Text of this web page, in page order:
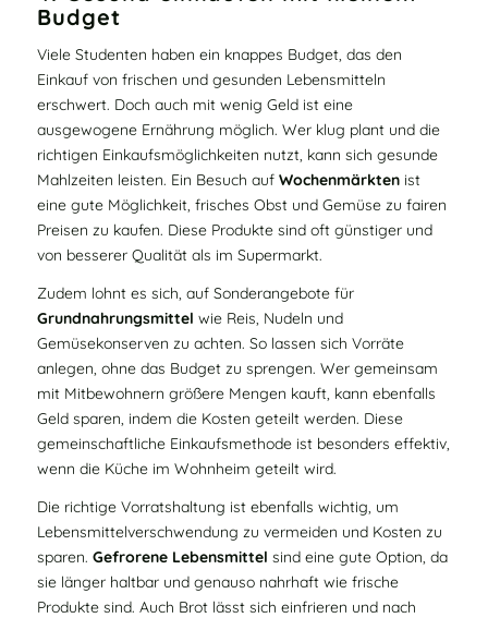
Budget
Viele Studenten haben ein knappes Budget, das den
Einkauf von frischen und gesunden Lebensmitteln
erschwert. Doch auch mit wenig Geld ist eine
ausgewogene Ernährung möglich. Wer klug plant und die
richtigen Einkaufsmöglichkeiten nutzt, kann sich gesunde
Mahlzeiten leisten. Ein Besuch auf Wochenmärktenist
eine gute Möglichkeit, frisches Obst und Gemüse zu fairen
Preisen zu kaufen. Diese Produkte sind oft günstiger und
von besserer Qualität als im Supermarkt.
Zudem lohnt es sich, auf Sonderangebote für
Grundnahrungsmittel wie Reis, Nudeln und
Gemüsekonserven zu achten. So lassen sich Vorräte
anlegen, ohne das Budget zu sprengen. Wer gemeinsam
mit Mitbewohnern größere Mengen kauft, kann ebenfalls
Geld sparen, indem die Kosten geteilt werden. Diese
gemeinschaftliche Einkaufsmethode ist besonders effektiv,
wenn die Küche im Wohnheim geteilt wird.
Die richtige Vorratshaltung ist ebenfalls wichtig, um
Lebensmittelverschwendung zu vermeiden und Kosten zu
sparen. Gefrorene Lebensmittel sind eine gute Option, da
sie länger haltbar und genauso nahrhaft wie frische
Produkte sind. Auch Brot lässt sich einfrieren und nach